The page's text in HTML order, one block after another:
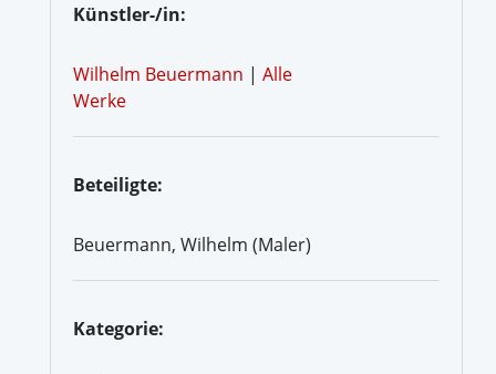
Künstler-/in:
Wilhelm Beuermann | Alle
Werke
Beteiligte:
Beuermann, Wilhelm (Maler)
Kategorie: